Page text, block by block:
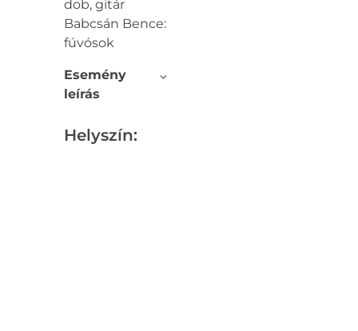
dob, gitár
Babcsán Bence:
fúvósok
Esemény
leírás
Helyszín: